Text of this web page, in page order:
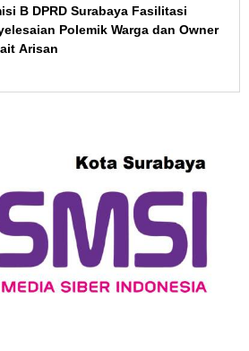
B DPRD Surabaya Fasilitasi
Polemik Warga dan Owner
Arisan